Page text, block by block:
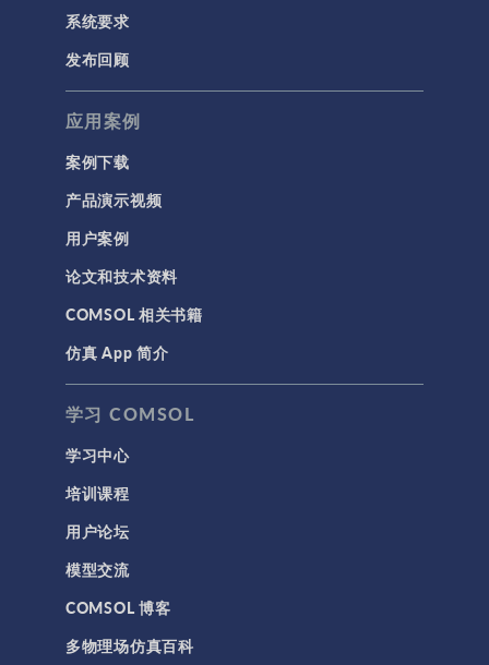
系统要求
发布回顾
应用案例
案例下载
产品演示视频
用户案例
论文和技术资料
COMSOL 相关书籍
仿真 App 简介
学习 COMSOL
学习中心
培训课程
用户论坛
模型交流
COMSOL 博客
多物理场仿真百科